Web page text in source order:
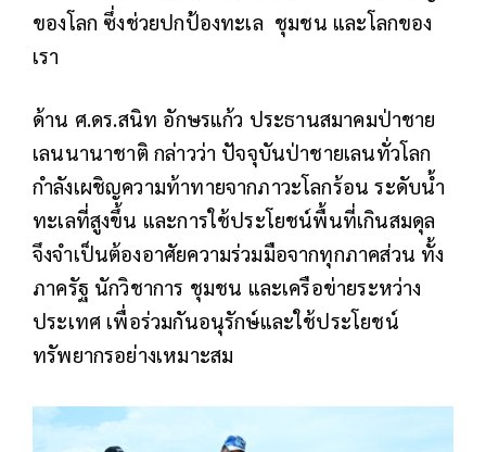
ของโลก ซึ่งช่วยปกป้องทะเล ชุมชน และโลกของ
เรา
ด้าน ศ.ดร.สนิท อักษรแก้ว ประธานสมาคมป่าชาย
เลนนานาชาติ กล่าวว่า ปัจจุบันป่าชายเลนทั่วโลก
กำลังเผชิญความท้าทายจากภาวะโลกร้อน ระดับน้ำ
ทะเลที่สูงขึ้น และการใช้ประโยชน์พื้นที่เกินสมดุล
จึงจำเป็นต้องอาศัยความร่วมมือจากทุกภาคส่วน ทั้ง
ภาครัฐ นักวิชาการ ชุมชน และเครือข่ายระหว่าง
ประเทศ เพื่อร่วมกันอนุรักษ์และใช้ประโยชน์
ทรัพยากรอย่างเหมาะสม